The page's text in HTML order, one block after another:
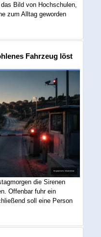
Bild von Hochschulen,
zum Alltag geworden
Fahrzeug löst
die Sirenen
Offenbar fuhr ein
soll eine Person